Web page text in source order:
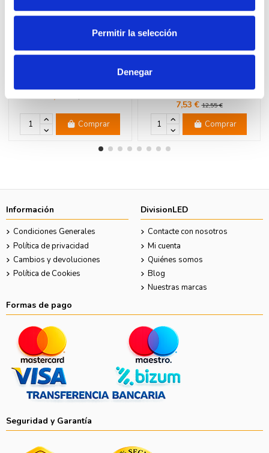
Permitir la selección
Denegar
LEGRAND 741280 Tapa ciega
3,42 €5,70 €
Comprar
LEGRAND 741350 Pulsador 1P
NEXT
7,53 €12,55 €
Comprar
Información
Condiciones Generales
Política de privacidad
Cambios y devoluciones
Política de Cookies
DivisionLED
Contacte con nosotros
Mi cuenta
Quiénes somos
Blog
Nuestras marcas
Formas de pago
Seguridad y Garantía